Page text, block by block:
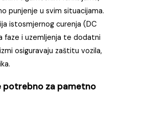
punjenje u svim situacijama.
istosmjernog curenja (DC
faze i uzemljenja te dodatni
osiguravaju zaštitu vozila,
potrebno za pametno